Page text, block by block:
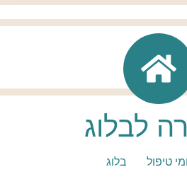
לבלוג
טיפול בלוג